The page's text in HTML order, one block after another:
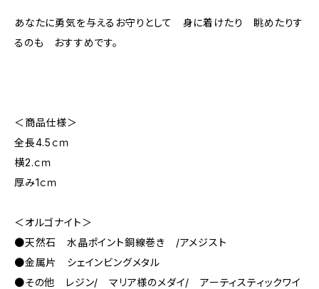
あなたに勇気を与えるお守りとして 身に着けたり 眺めたりす
るのも おすすめです。
＜商品仕様＞
全長4.5ｃｍ
横2.ｃｍ
厚み1ｃｍ
＜オルゴナイト＞
●天然石 水晶ポイント銅線巻き /アメジスト
●金属片 シェインビングメタル
●その他 レジン/ マリア様のメダイ/ アーティスティックワイ